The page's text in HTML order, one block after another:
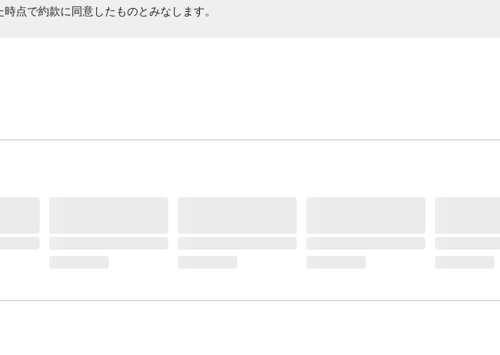
点で約款に同意したものとみなします。